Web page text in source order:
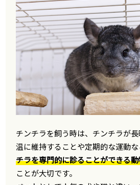
チンチラを飼う時は、チンチラが
温に維持することや定期的な運動
チラを専門的に診ることができる
ことが大切です。